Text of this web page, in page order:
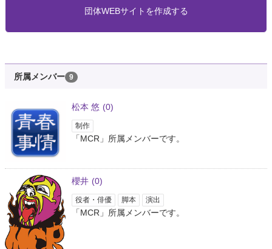
団体WEBサイトを作成する
所属メンバー 9
松本 悠 (0)
制作
「MCR」所属メンバーです。
櫻井 (0)
役者・俳優 脚本 演出
「MCR」所属メンバーです。